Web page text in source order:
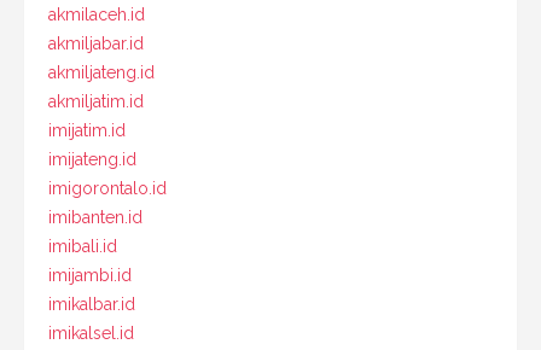
akmilaceh.id
akmiljabar.id
akmiljateng.id
akmiljatim.id
imijatim.id
imijateng.id
imigorontalo.id
imibanten.id
imibali.id
imijambi.id
imikalbar.id
imikalsel.id